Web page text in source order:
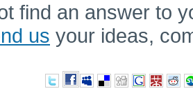
find an answer to
us your ideas,